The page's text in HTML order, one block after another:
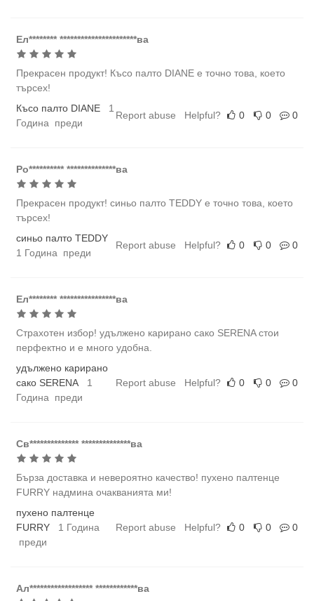
Ел******** **********************ва
Прекрасен продукт! Късо палто DIANE е точно това, което
търсех!
Късо палто DIANE
1
Година преди
Report abuse Helpful? 0 0 0
Ро********** **************ва
Прекрасен продукт! синьо палто TEDDY е точно това, което
търсех!
синьо палто TEDDY
1 Година преди
Report abuse Helpful? 0 0 0
Ел******** ****************ва
Страхотен избор! удължено карирано сако SERENA стои
перфектно и е много удобна.
удължено карирано
сако SERENA
1
Година преди
Report abuse Helpful? 0 0 0
Св************** **************ва
Бърза доставка и невероятно качество! пухено палтенце
FURRY надмина очакванията ми!
пухено палтенце
FURRY
1 Година
преди
Report abuse Helpful? 0 0 0
Ал****************** ************ва